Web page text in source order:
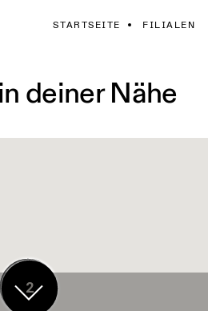
STARTSEITE FILIALEN
deiner Nähe
17
2